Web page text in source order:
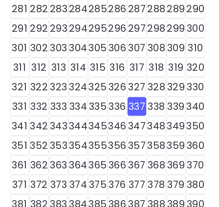
281 282 283284285286 287288289290
291 292 293294295296 297298299300
301 302303304305306307 308309 310
311 312 313 314 315 316 317 318 319 320
321 322323324325326327 328329330
331 332 333 334335336 337 338 339340
341 342343344345346347348349350
351 352353354355356357358359360
361 362363364365366367 368369370
371 372 373 374375376 377 378 379 380
381 382383384385386387 388389390